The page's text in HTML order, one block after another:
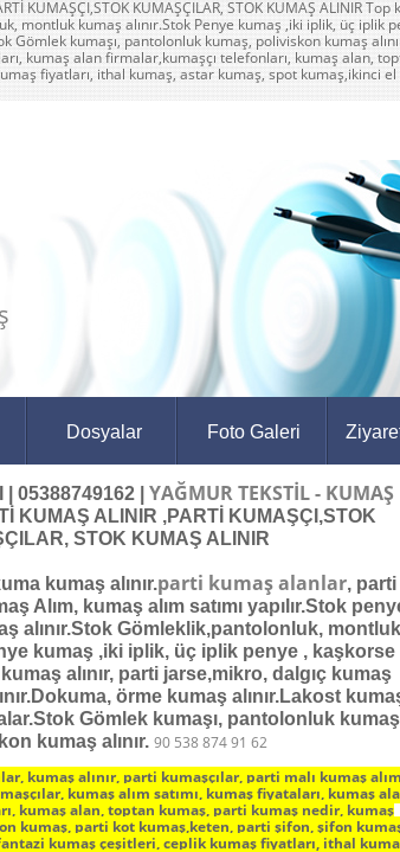
KUMAŞÇI,STOK KUMAŞÇILAR, STOK KUMAŞ ALINIR
montluk kumaş alınır.Stok Penye kumaş ,iki iplik, üç
Gömlek kumaşı, pantolonluk kumaş, poliviskon kumaş
kumaş alan firmalar,kumaşçı telefonları, kumaş
fiyatları, ithal kumaş, astar kumaş, spot kumaş,ikinci el
Dosyalar Foto Galeri
05388749162 | YAĞMUR TEKSTİL - KUMAŞ
KUMAŞ ALINIR ,PARTİ KUMAŞÇI,STOK
STOK KUMAŞ ALINIR
kumaş alınır.parti kumaş alanlar, parti
Alım, kumaş alım satımı yapılır.Stok
alınır.Stok Gömleklik,pantolonluk, montluk
kumaş ,iki iplik, üç iplik penye , kaşkorse
alınır, parti jarse,mikro, dalgıç kumaş
örme kumaş alınır.Lakost
Gömlek kumaşı, pantolonluk
kumaş alınır. 90 538 874 91 62
kumaş alınır, parti kumaşçılar, parti malı kumaş alım
kumaş alım satımı, kumaş fiyataları, kumaş
kumaş alan, toptan kumaş, parti kumaş nedir, kumaş
kumaş, parti kot kumaş,keten, parti şifon, şifon
kumaş çeşitleri, ceplik kumaş fiyatları, ithal